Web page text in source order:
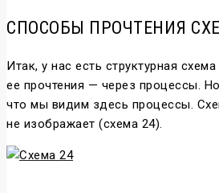
СПОСОБЫ ПРОЧТЕНИЯ
Итак, у нас есть структурная
ее прочтения — через процессы.
что мы видим здесь процессы.
не изображает (схема 24).